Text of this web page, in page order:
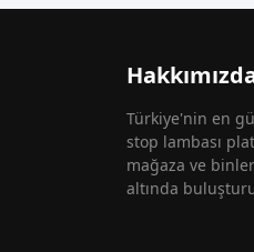
Türkiye'nin en
stop lambası
mağaza ve
altında